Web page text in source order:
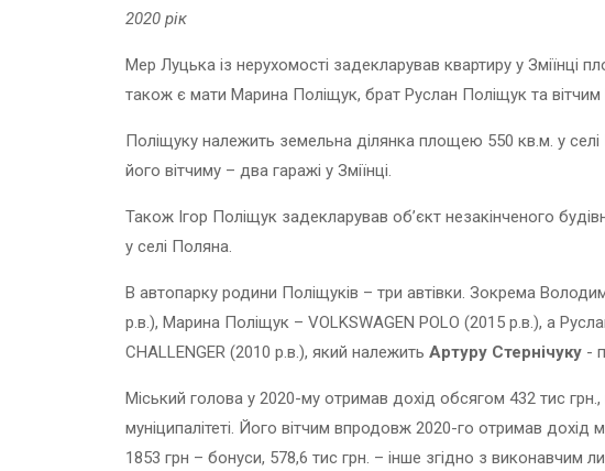
2020 рік
Мер Луцька із нерухомості задекларував квартиру у Зміїнці
також є мати Марина Поліщук, брат Руслан Поліщук та
Поліщуку належить земельна ділянка площею 550 кв.м. у
його вітчиму – два гаражі у Зміїнці.
Також Ігор Поліщук задекларував об’єкт незакінченого
у селі Поляна.
В автопарку родини Поліщуків – три автівки. Зокрема
р.в.), Марина Поліщук – VOLKSWAGEN POLO (2015 р.в.), а
CHALLENGER (2010 р.в.), який належить Артуру Стернічуку -
Міський голова у 2020-му отримав дохід обсягом 432 тис
муніципалітеті. Його вітчим впродовж 2020-го отримав дохід
1853 грн – бонуси, 578,6 тис грн. – інше згідно з виконавчим